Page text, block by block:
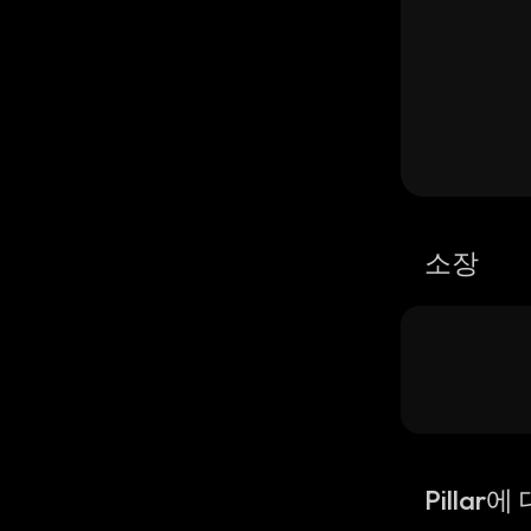
소장
Pillar에